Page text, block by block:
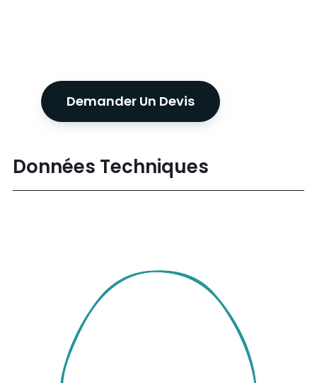
Demander Un Devis
Données Techniques